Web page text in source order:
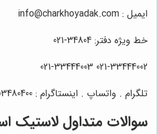
ایمیل : info@charkhoyadak.com
خط ویژه دفتر: 34804-021
021-33444002 021-33444003
تلگرام . واتساپ . اینستاگرام : 09903480400
سوالات متداول لاستیک